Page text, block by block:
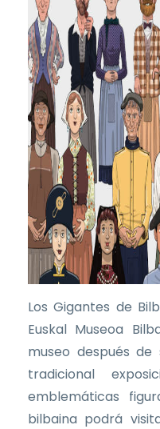
Los Gigantes de
Euskal Museoa
museo después de
tradicional
emblemáticas
bilbaina podrá